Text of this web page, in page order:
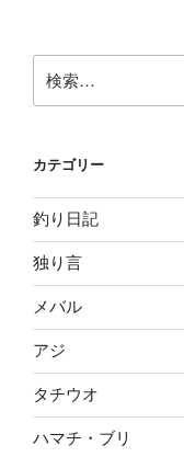
索:
カテゴリー
釣り日記
独り言
メバル
アジ
タチウオ
ハマチ・ブリ